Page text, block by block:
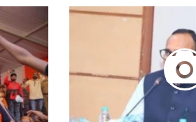
म्हाडाच्या
सोडतीकरिता
नोंदणी